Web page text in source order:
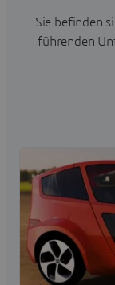
Sie befinden
führenden